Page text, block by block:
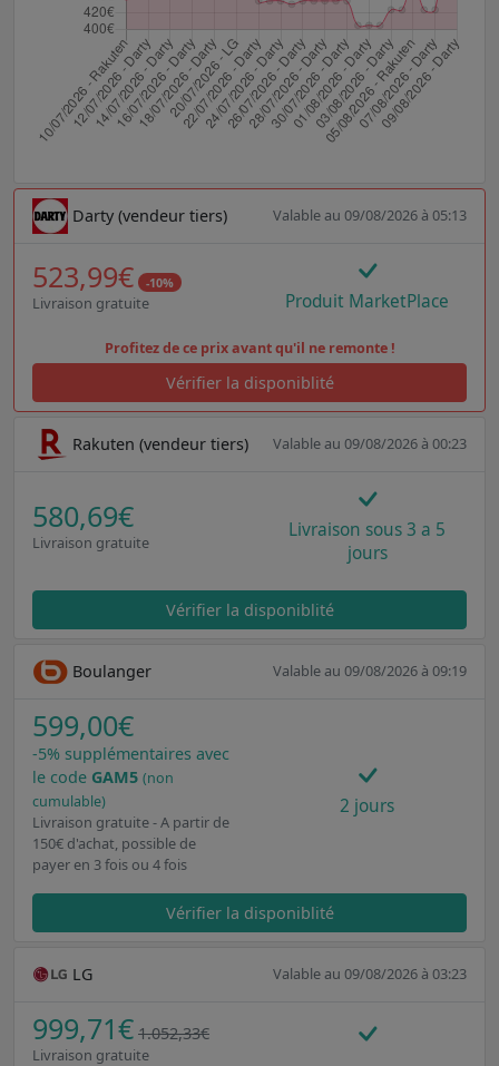
Darty (vendeur tiers) Valable au 09/08/2026 à 05:13
523,99€ -10%
Livraison gratuite Produit MarketPlace
Profitez de ce prix avant qu'il ne remonte !
Vérifier la disponiblité
Rakuten (vendeur tiers) Valable au 09/08/2026 à 00:23
580,69€
Livraison gratuite
Livraison sous 3 a 5
jours
Vérifier la disponiblité
Boulanger Valable au 09/08/2026 à 09:19
599,00€
-5% supplémentaires avec
le code GAM5 (non
cumulable)
Livraison gratuite - A partir de
150€ d'achat, possible de
payer en 3 fois ou 4 fois
2 jours
Vérifier la disponiblité
LG Valable au 09/08/2026 à 03:23
999,71€ 1.052,33€
Livraison gratuite